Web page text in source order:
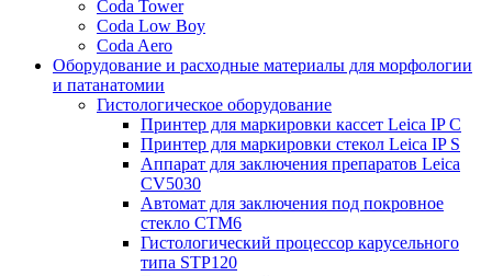
Coda Tower
Coda Low Boy
Coda Aero
Оборудование и расходные материалы для морфологии
и патанатомии
Гистологическое оборудование
Принтер для маркировки кассет Leica IP C
Принтер для маркировки стекол Leica IP S
Аппарат для заключения препаратов Leica
CV5030
Автомат для заключения под покровное
стекло CTM6
Гистологический процессор карусельного
типа STP120